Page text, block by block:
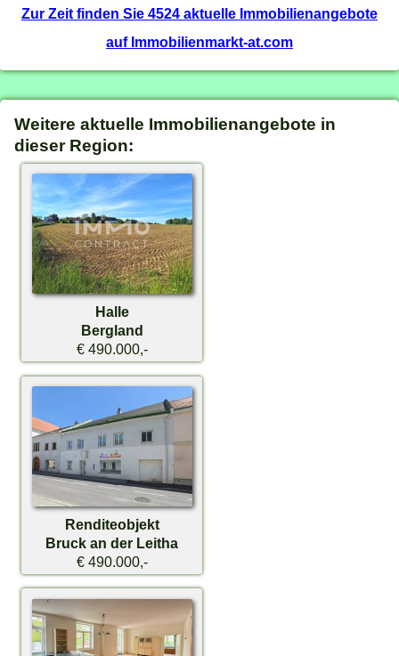
Zur Zeit finden Sie 4524 aktuelle Immobilienangebote
auf Immobilienmarkt-at.com
Weitere aktuelle Immobilienangebote in
dieser Region:
Halle
Bergland
€ 490.000,-
Renditeobjekt
Bruck an der Leitha
€ 490.000,-